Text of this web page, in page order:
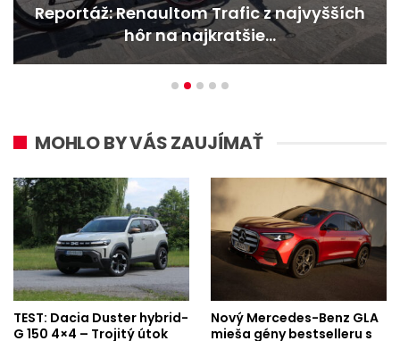
Nový Mercedes-Benz GLA mieša gény
bestselleru s elektrinou
MOHLO BY VÁS ZAUJÍMAŤ
TEST: Dacia Duster hybrid-
G 150 4×4 – Trojitý útok
Nový Mercedes-Benz GLA
mieša gény bestselleru s